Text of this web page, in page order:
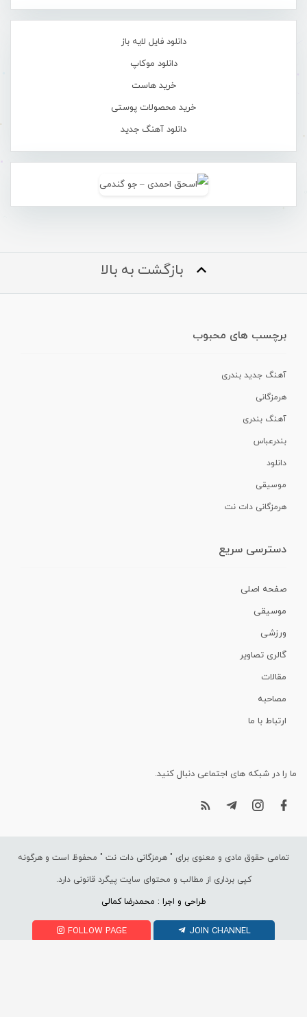
دانلود فایل لایه باز
دانلود موکاپ
خرید هاست
خرید محصولات پوستی
دانلود آهنگ جدید
بازگشت به بالا
برچسب های محبوب
آهنگ جدید بندری
هرمزگانی
آهنگ بندری
بندرعباس
دانلود
موسیقی
هرمزگانی دات نت
دسترسی سریع
صفحه اصلی
موسیقی
ورزشی
گالری تصاویر
مقالات
مصاحبه
ارتباط با ما
ما را در شبکه های اجتماعی دنبال کنید.
تمامی حقوق مادی و معنوی برای " هرمزگانی دات نت " محفوظ است و هرگونه
کپی برداری از مطالب و محتوای سایت پیگرد قانونی دارد.
طراحی و اجرا : محمدرضا کمالی
FOLLOW PAGE JOIN CHANNEL